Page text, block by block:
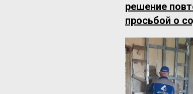
решение
просьбой о